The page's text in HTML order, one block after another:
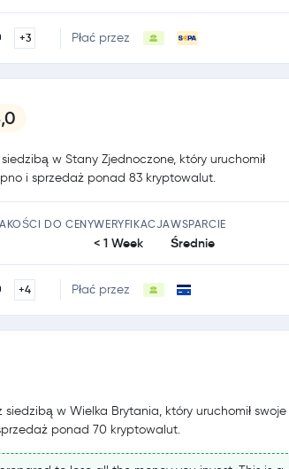
+3 Płać przez
w Stany Zjednoczone, który uruchomił
i sprzedaż ponad 83 kryptowalut.
DO CENYWERYFIKACJA
< 1 Week
WSPARCIE
Średnie
+4 Płać przez
w Wielka Brytania, który uruchomił swoje
ponad 70 kryptowalut.